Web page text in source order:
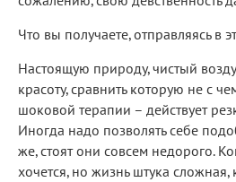
Что вы получаете, отправляясь в
Настоящую природу, чистый
красоту, сравнить которую не с
шоковой терапии – действует
Иногда надо позволять себе
же, стоят они совсем недорого.
хочется, но жизнь штука